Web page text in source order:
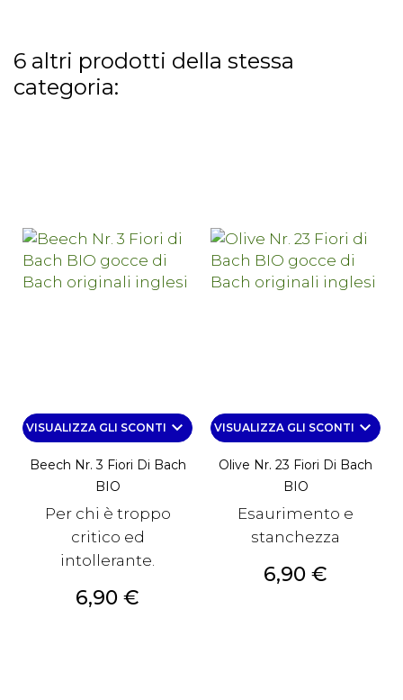
6 altri prodotti della stessa
categoria:
VISUALIZZA GLI SCONTI keyboard_arrow_down
Beech Nr. 3 Fiori Di Bach
BIO
Per chi è troppo
critico ed
intollerante.
Prezzo
6,90 €
VISUALIZZA GLI SCONTI keyboard_arrow_down
Olive Nr. 23 Fiori Di Bach
BIO
Esaurimento e
stanchezza
Prezzo
6,90 €